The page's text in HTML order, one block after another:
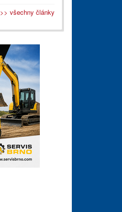
>> všechny články